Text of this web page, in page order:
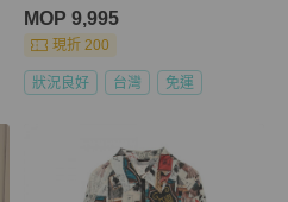
MOP 9,995
現折 200
狀況良好 台灣 免運